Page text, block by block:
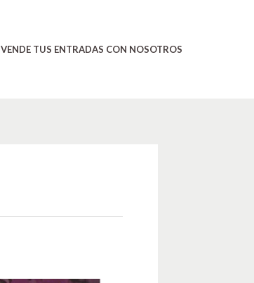
VENDE TUS ENTRADAS CON NOSOTROS